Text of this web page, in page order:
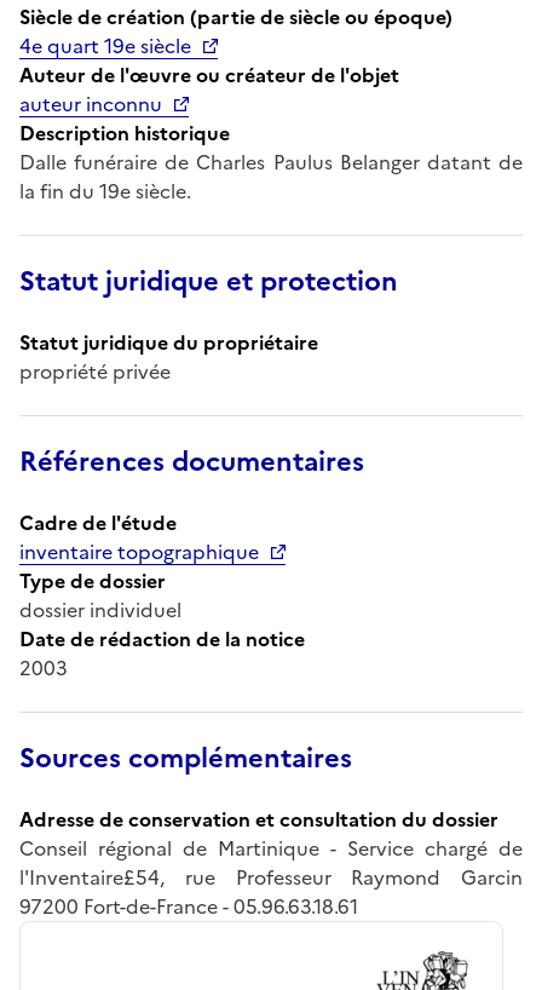
Siècle de création (partie de siècle ou époque)
4e quart 19e siècle
Auteur de l'œuvre ou créateur de l'objet
auteur inconnu
Description historique
Dalle funéraire de Charles Paulus Belanger datant de
la fin du 19e siècle.
Statut juridique et protection
Statut juridique du propriétaire
propriété privée
Références documentaires
Cadre de l'étude
inventaire topographique
Type de dossier
dossier individuel
Date de rédaction de la notice
2003
Sources complémentaires
Adresse de conservation et consultation du dossier
Conseil régional de Martinique - Service chargé de
l'Inventaire£54, rue Professeur Raymond Garcin
97200 Fort-de-France - 05.96.63.18.61